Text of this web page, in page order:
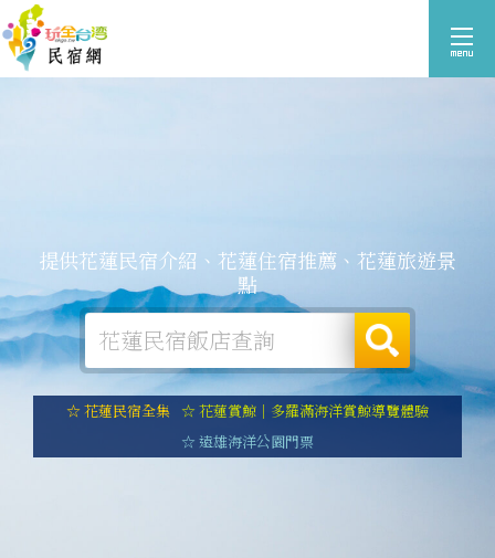
提供花蓮民宿介紹、花蓮住宿推薦、花蓮旅遊景
點
☆ 花蓮民宿全集 ☆ 花蓮賞鯨｜多羅滿海洋賞鯨導覽體驗
☆ 遠雄海洋公園門票